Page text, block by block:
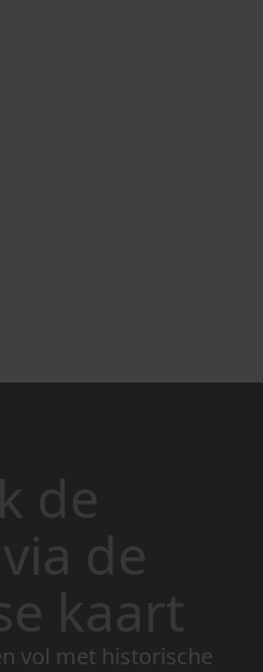
de
de
kaart
vol met historische